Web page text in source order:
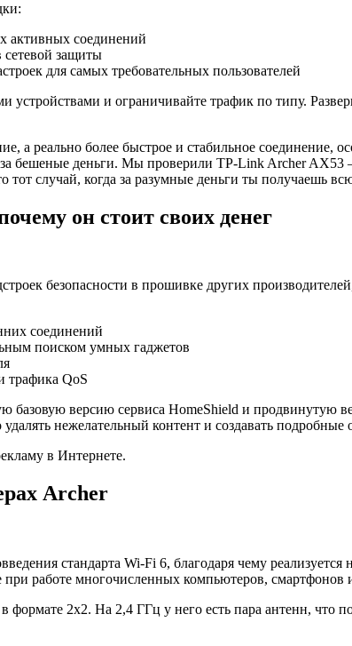
активных соединений
сетевой защиты
для самых требовательных пользователей
и ограничивайте трафик по типу.
а реально более быстрое и стабильное соединение,
бешеные деньги. Мы проверили TP-Link Archer AX53
тот случай, когда за разумные деньги ты получаешь
он стоит своих денег
безопасности в прошивке других
соединений
поиском умных гаджетов
трафика QoS
базовую версию сервиса HomeShield и
нежелательный контент и создавать подробные
в Интернете.
Archer
стандарта Wi-Fi 6, благодаря чему
при работе многочисленных компьютеров,
2х2. На 2,4 ГГц у него есть пара антенн, что